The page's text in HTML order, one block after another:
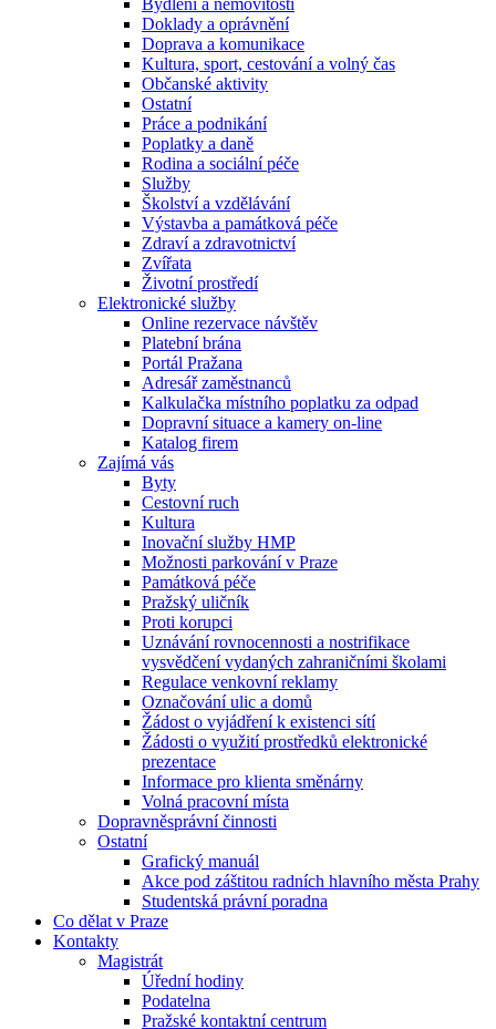
Bydlení a nemovitosti
Doklady a oprávnění
Doprava a komunikace
Kultura, sport, cestování a volný čas
Občanské aktivity
Ostatní
Práce a podnikání
Poplatky a daně
Rodina a sociální péče
Služby
Školství a vzdělávání
Výstavba a památková péče
Zdraví a zdravotnictví
Zvířata
Životní prostředí
Elektronické služby
Online rezervace návštěv
Platební brána
Portál Pražana
Adresář zaměstnanců
Kalkulačka místního poplatku za odpad
Dopravní situace a kamery on-line
Katalog firem
Zajímá vás
Byty
Cestovní ruch
Kultura
Inovační služby HMP
Možnosti parkování v Praze
Památková péče
Pražský uličník
Proti korupci
Uznávání rovnocennosti a nostrifikace
vysvědčení vydaných zahraničními školami
Regulace venkovní reklamy
Označování ulic a domů
Žádost o vyjádření k existenci sítí
Žádosti o využití prostředků elektronické
prezentace
Informace pro klienta směnárny
Volná pracovní místa
Dopravněsprávní činnosti
Ostatní
Grafický manuál
Akce pod záštitou radních hlavního města Prahy
Studentská právní poradna
Co dělat v Praze
Kontakty
Magistrát
Úřední hodiny
Podatelna
Pražské kontaktní centrum